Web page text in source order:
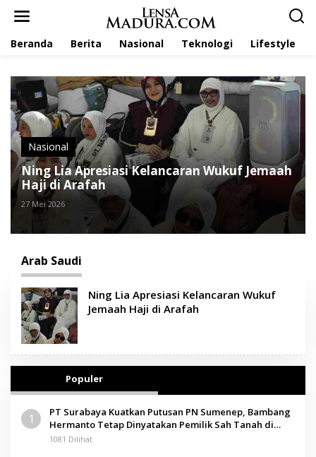
Beranda Berita Nasional Teknologi Lifestyle
Nasional
Ning Lia Apresiasi Kelancaran Wukuf Jemaah
Haji di Arafah
27 Mei 2026
Arab Saudi
Ning Lia Apresiasi Kelancaran Wukuf
Jemaah Haji di Arafah
Populer
1
PT Surabaya Kuatkan Putusan PN Sumenep, Bambang
Hermanto Tetap Dinyatakan Pemilik Sah Tanah di
Pamolokan
1081 Dilihat